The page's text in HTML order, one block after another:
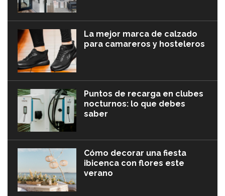
La mejor marca de calzado
para camareros y hosteleros
Puntos de recarga en clubes
nocturnos: lo que debes
saber
Cómo decorar una fiesta
ibicenca con flores este
verano